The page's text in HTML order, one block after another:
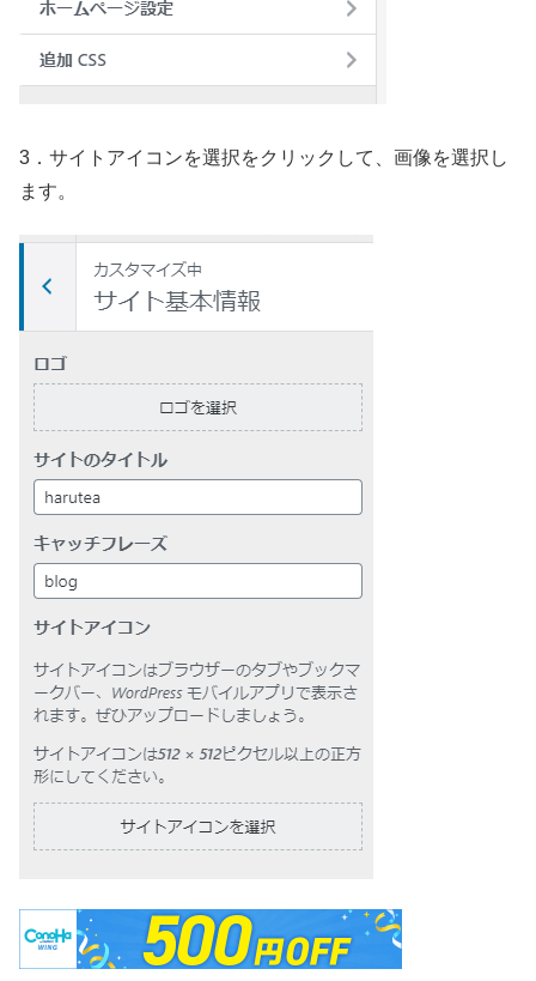
3．サイトアイコンを選択をクリックして、画像を選択し
ます。